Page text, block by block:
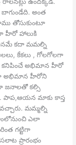
రాలనట్లు ఉందక్కడ.
బాగుండేది. అంత
తోసుకుంటూ
హీరో హాలుకి
కదా మమల్ని
కేకలు , గోలగోలగా
కనిపించే అభిమాన హీరో
మా అభిమాన హీరోని
జనాలతో కల్సి
పాప,ఆయన మాకు కాస్త
మమ్మల్ని
ఎలా
గట్టిగా
ప్రారంభం